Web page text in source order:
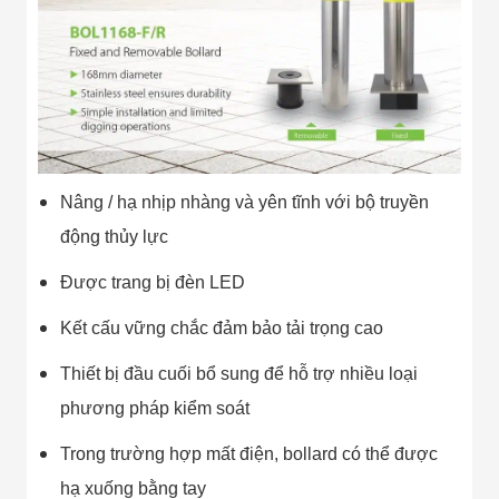
Nâng / hạ nhịp nhàng và yên tĩnh với bộ truyền
động thủy lực
Được trang bị đèn LED
Kết cấu vững chắc đảm bảo tải trọng cao
Thiết bị đầu cuối bổ sung để hỗ trợ nhiều loại
phương pháp kiểm soát
Trong trường hợp mất điện, bollard có thể được
hạ xuống bằng tay